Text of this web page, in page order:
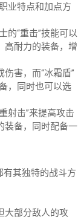
业特点和加点方
的“重击”技能可以
高耐力的装备，增
害，而“冰霜盾”
，同时也可以选
射击”来提高攻击
装备，同时配备一
其独特的战斗方
大部分敌人的攻